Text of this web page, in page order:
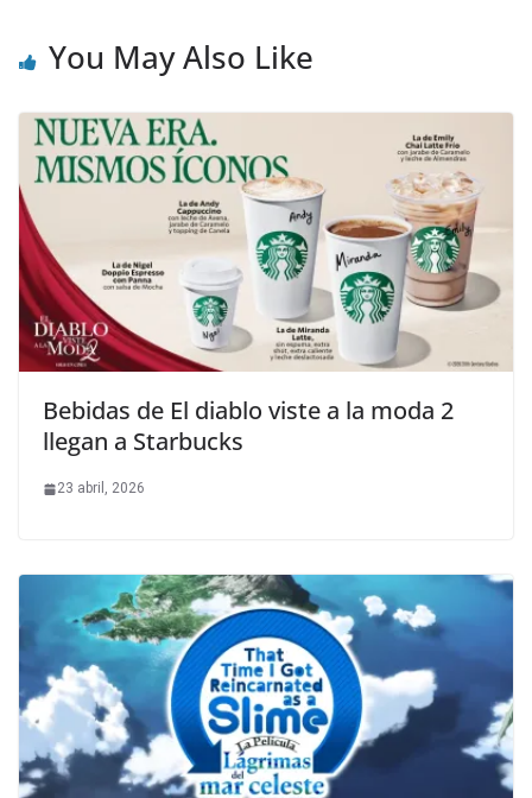
You May Also Like
Bebidas de El diablo viste a la moda 2
llegan a Starbucks
23 abril, 2026